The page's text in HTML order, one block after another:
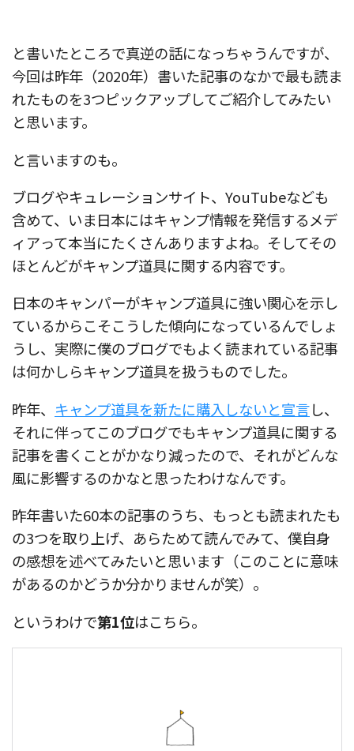
と書いたところで真逆の話になっちゃうんですが、
今回は昨年（2020年）書いた記事のなかで最も読ま
れたものを3つピックアップしてご紹介してみたい
と思います。
と言いますのも。
ブログやキュレーションサイト、YouTubeなども
含めて、いま日本にはキャンプ情報を発信するメデ
ィアって本当にたくさんありますよね。そしてその
ほとんどがキャンプ道具に関する内容です。
日本のキャンパーがキャンプ道具に強い関心を示し
ているからこそこうした傾向になっているんでしょ
うし、実際に僕のブログでもよく読まれている記事
は何かしらキャンプ道具を扱うものでした。
昨年、 キャンプ道具を新たに購入しないと宣言し、
それに伴ってこのブログでもキャンプ道具に関する
記事を書くことがかなり減ったので、それがどんな
風に影響するのかなと思ったわけなんです。
昨年書いた60本の記事のうち、もっとも読まれたも
の3つを取り上げ、あらためて読んでみて、僕自身
の感想を述べてみたいと思います（このことに意味
があるのかどうか分かりませんが笑）。
というわけで第1位はこちら。